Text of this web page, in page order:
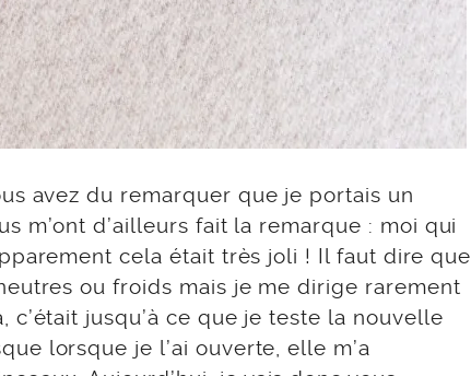
avez du remarquer que je portais un
m’ont d’ailleurs fait la remarque : moi qui
cela était très joli ! Il faut dire que
ou froids mais je me dirige rarement
jusqu’à ce que je teste la nouvelle
lorsque je l’ai ouverte, elle m’a